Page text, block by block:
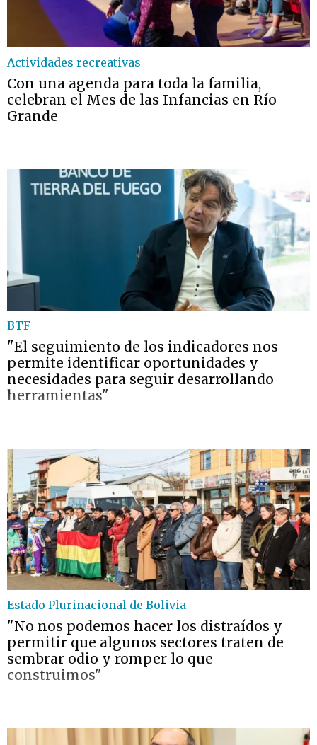
Actividades recreativas
Con una agenda para toda la familia,
celebran el Mes de las Infancias en Río
Grande
BTF
"El seguimiento de los indicadores nos
permite identificar oportunidades y
necesidades para seguir desarrollando
herramientas"
Estado Plurinacional de Bolivia
"No nos podemos hacer los distraídos y
permitir que algunos sectores traten de
sembrar odio y romper lo que
construimos"